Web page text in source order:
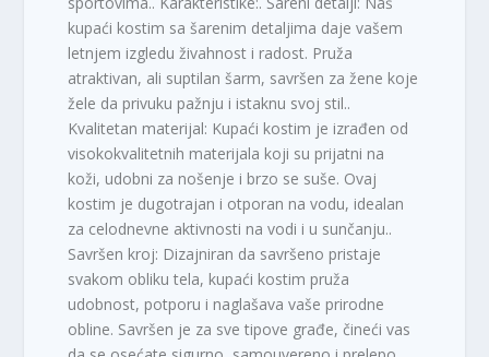
kupaći kostim sa šarenim detaljima daje vašem
letnjem izgledu živahnost i radost. Pruža
atraktivan, ali suptilan šarm, savršen za žene koje
žele da privuku pažnju i istaknu svoj stil..
Kvalitetan materijal: Kupaći kostim je izrađen od
visokokvalitetnih materijala koji su prijatni na
koži, udobni za nošenje i brzo se suše. Ovaj
kostim je dugotrajan i otporan na vodu, idealan
za celodnevne aktivnosti na vodi i u sunčanju..
Savršen kroj: Dizajniran da savršeno pristaje
svakom obliku tela, kupaći kostim pruža
udobnost, potporu i naglašava vaše prirodne
obline. Savršen je za sve tipove građe, čineći vas